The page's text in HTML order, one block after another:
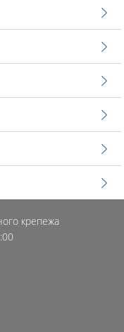
крепежа